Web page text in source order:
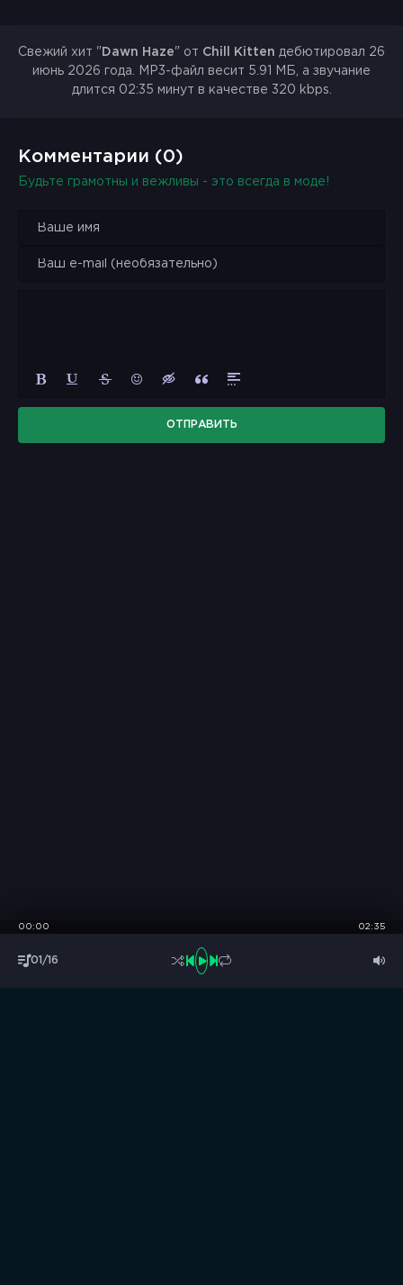
Свежий хит " Dawn Haze" от Chill Kitten дебютировал 26
июнь 2026 года. MP3-файл весит 5.91 МБ, а звучание
длится 02:35 минут в качестве 320 kbps.
Комментарии (0)
Будьте грамотны и вежливы - это всегда в моде!
ОТПРАВИТЬ
01/16
00:00 02:35